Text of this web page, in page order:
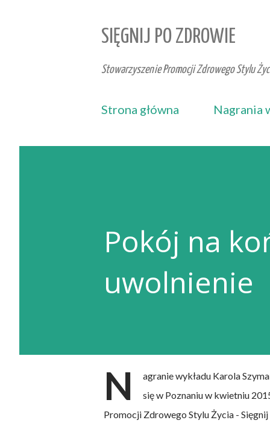
SIĘGNIJ PO ZDROWIE
Stowarzyszenie Promocji Zdrowego Stylu
Strona główna Nagrania
Pokój na
uwolnienie
N
agranie wykładu Karola
się w Poznaniu w kwietniu
Promocji Zdrowego Stylu Życia -